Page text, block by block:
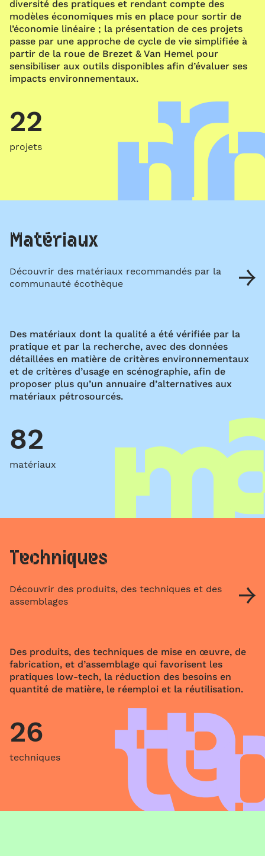
diversité des pratiques et rendant compte des
modèles économiques mis en place pour sortir de
l’économie linéaire ; la présentation de ces projets
passe par une approche de cycle de vie simplifiée à
partir de la roue de Brezet & Van Hemel pour
sensibiliser aux outils disponibles afin d’évaluer ses
impacts environnementaux.
22
projets
Matériaux
Découvrir des matériaux recommandés par la
communauté écothèque
Des matériaux dont la qualité a été vérifiée par la
pratique et par la recherche, avec des données
détaillées en matière de critères environnementaux
et de critères d’usage en scénographie, afin de
proposer plus qu’un annuaire d’alternatives aux
matériaux pétrosourcés.
82
matériaux
Techniques
Découvrir des produits, des techniques et des
assemblages
Des produits, des techniques de mise en œuvre, de
fabrication, et d’assemblage qui favorisent les
pratiques low-tech, la réduction des besoins en
quantité de matière, le réemploi et la réutilisation.
26
techniques